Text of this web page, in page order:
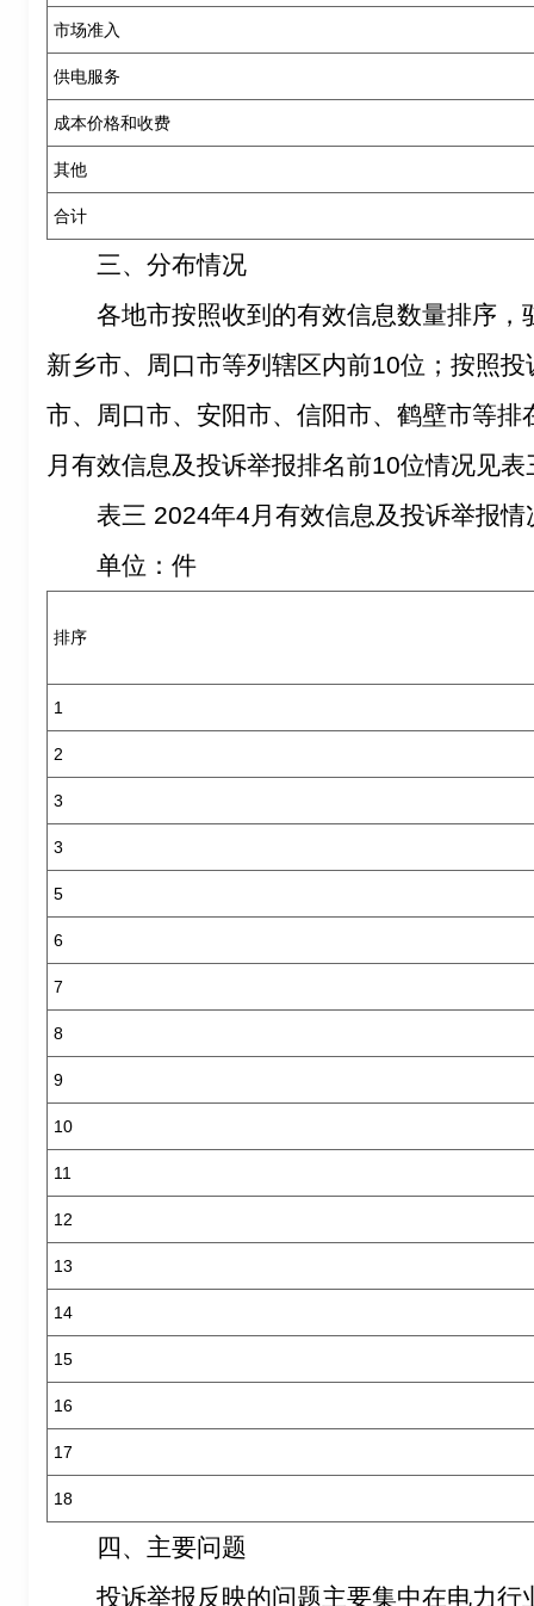
市场准入
供电服务
成本价格和收费
其他
合计
三、分布情况
各地市按照收到的有效信息数量排序
新乡市、周口市等列辖区内前10位；按照
市、周口市、安阳市、信阳市、鹤壁市等
月有效信息及投诉举报排名前10位情况见表
表三 2024年4月有效信息及投诉举报情
单位：件
排序
1
2
3
3
5
6
7
8
9
10
11
12
13
14
15
16
17
18
四、主要问题
投诉举报反映的问题主要集中在电力